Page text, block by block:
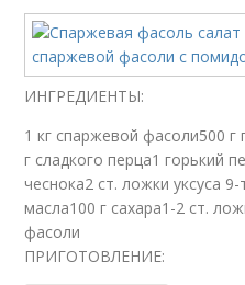
зиму
ИНГРЕДИЕНТЫ:
1 кг спаржевой фасоли500
г сладкого перца1 горький
чеснока2 ст. ложки уксуса
масла100 г сахара1-2 ст.
фасоли
ПРИГОТОВЛЕНИЕ: